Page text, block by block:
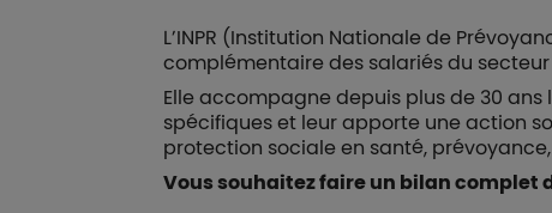
L’INPR (Institution Nationale de
complémentaire des salariés du
Elle accompagne depuis plus de 30
spécifiques et leur apporte une action
protection sociale en santé,
Vous souhaitez faire un bilan complet